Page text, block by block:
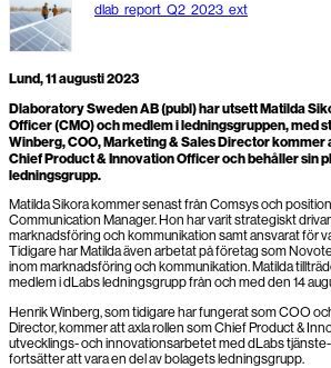
dlab_report_Q2_2023_ext
Lund, 11 augusti 2023
Dlaboratory Sweden AB (publ) har utsett Matilda
Officer (CMO) och medlem i ledningsgruppen, med
Winberg, COO, Marketing & Sales Director
Chief Product & Innovation Officer och behåller sin
ledningsgrupp.
Matilda Sikora kommer senast från Comsys och
Communication Manager. Hon har varit strategiskt
marknadsföring och kommunikation samt ansvarat för
Tidigare har Matilda även arbetat på företag som
inom marknadsföring och kommunikation. Matilda
medlem i dLabs ledningsgrupp från och med den 14
Henrik Winberg, som tidigare har fungerat som COO
Director, kommer att axla rollen som Chief Product &
utvecklings- och innovationsarbetet med dLabs
fortsätter att vara en del av bolagets ledningsgrupp.